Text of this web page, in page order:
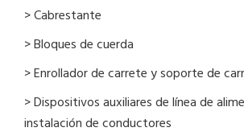
> Cabrestante
> Bloques de cuerda
> Enrollador de carrete y soporte de
> Dispositivos auxiliares de línea de
instalación de conductores